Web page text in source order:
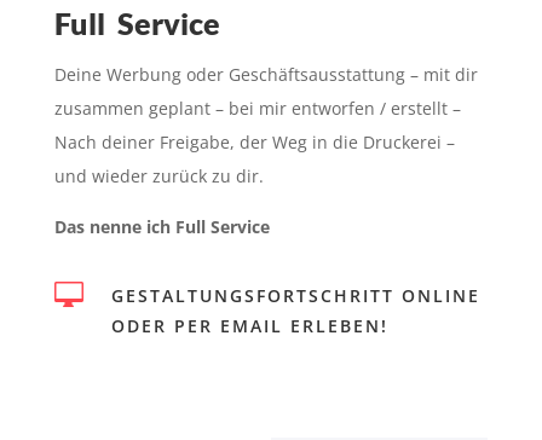
Full Service
Deine Werbung oder Geschäftsausstattung – mit dir
zusammen geplant – bei mir entworfen / erstellt –
Nach deiner Freigabe, der Weg in die Druckerei –
und wieder zurück zu dir.
Das nenne ich Full Service

GESTALTUNGSFORTSCHRITT ONLINE
ODER PER EMAIL ERLEBEN!